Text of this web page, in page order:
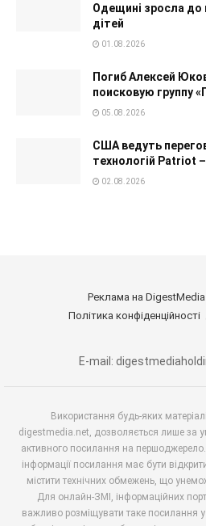
Одещині зросла до
дітей
01.08.2026
Погиб Алексей
поисковую группу
05.08.2026
США ведуть
технологій Patriot –
02.08.2026
Реклама на DigestMedia
Політика конфіденційності
E-mail:
Використання будь-яких
digestmedia.net, дозволяється лише за
активного посилання на
інформації посилання має бути
містити технічних обмежень, що
Для онлайн-ЗМІ, інформаційних
важливо розміщувати таке посилання